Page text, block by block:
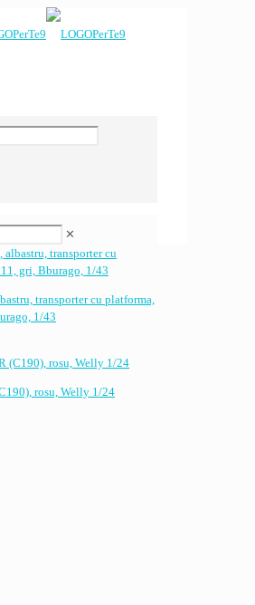
✕
transporter cu platforma,
1/43
rosu, Welly 1/24